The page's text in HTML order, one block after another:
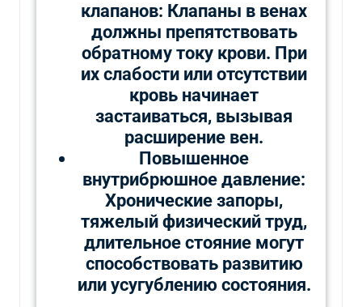
клапанов: Клапаны в венах
должны препятствовать
обратному току крови. При
их слабости или отсутствии
кровь начинает
застаиваться, вызывая
расширение вен.
Повышенное
внутрибрюшное давление:
Хронические запоры,
тяжелый физический труд,
длительное стояние могут
способствовать развитию
или усугублению состояния.